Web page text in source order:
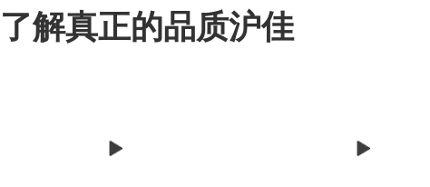
了解真正的品质沪佳